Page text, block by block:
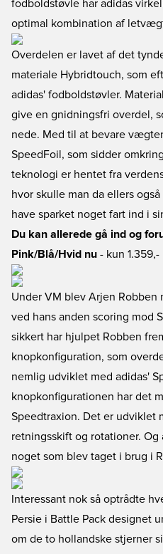
fodboldstøvle har adidas
optimal kombination af
Overdelen er lavet af det
materiale Hybridtouch, som
adidas' fodboldstøvler.
give en gnidningsfri overdel,
nede. Med til at bevare
SpeedFoil, som sidder
teknologi er hentet fra
hvor skulle man da ellers
have sparket noget fart ind i
Du kan allerede gå ind og
Pink/Blå/Hvid nu - kun 1.359,-
Under VM blev Arjen Robben
ved hans anden scoring mod
sikkert har hjulpet Robben
knopkonfiguration, som
nemlig udviklet med adidas'
knopkonfigurationen har det
Speedtraxion. Det er udviklet
retningsskift og rotationer. Og
noget som blev taget i brug i
Interessant nok så optrådte
Persie i Battle Pack designet
om de to hollandske stjerner